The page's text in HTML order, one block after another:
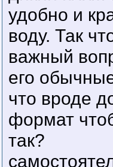
удобно и
воду. Так
важный
его
что вроде
формат
так?